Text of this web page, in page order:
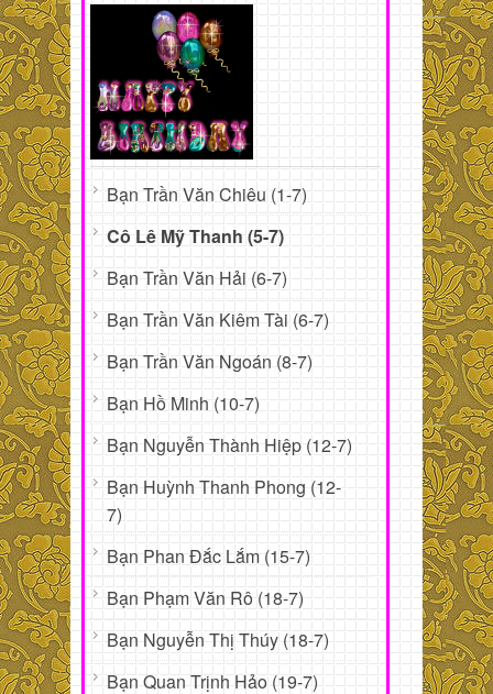
Bạn Trần Văn Chiêu (1-7)
Cô Lê Mỹ Thanh (5-7)
Bạn Trần Văn Hải (6-7)
Bạn Trần Văn Kiêm Tài (6-7)
Bạn Trần Văn Ngoán (8-7)
Bạn Hồ Minh (10-7)
Bạn Nguyễn Thành Hiệp (12-7)
Bạn Huỳnh Thanh Phong (12-
7)
Bạn Phan Đắc Lắm (15-7)
Bạn Phạm Văn Rô (18-7)
Bạn Nguyễn Thị Thúy (18-7)
Bạn Quan Trịnh Hảo (19-7)